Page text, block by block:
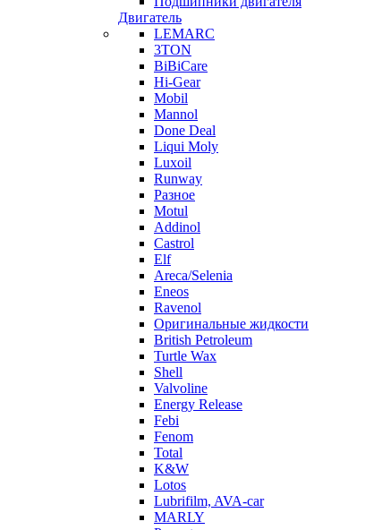
Двигатель
LEMARC
3TON
BiBiCare
Hi-Gear
Mobil
Mannol
Done Deal
Liqui Moly
Luxoil
Runway
Разное
Motul
Addinol
Castrol
Elf
Areca/Selenia
Eneos
Ravenol
Оригинальные жидкости
British Petroleum
Turtle Wax
Shell
Valvoline
Energy Release
Febi
Fenom
Total
K&W
Lotos
Lubrifilm, AVA-car
MARLY